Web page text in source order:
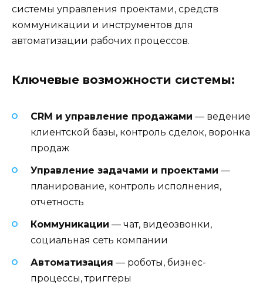
системы управления проектами, средств
коммуникации и инструментов для
автоматизации рабочих процессов.
Ключевые возможности системы:
CRM и управление продажами — ведение
клиентской базы, контроль сделок, воронка
продаж
Управление задачами и проектами —
планирование, контроль исполнения,
отчетность
Коммуникации — чат, видеозвонки,
социальная сеть компании
Автоматизация — роботы, бизнес-
процессы, триггеры